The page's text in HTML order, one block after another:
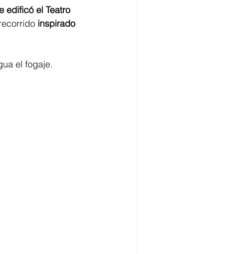
edificó el Teatro
inspirado
el fogaje.